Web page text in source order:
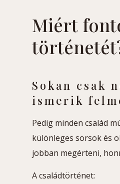
Miért
Sokan csak
ismerik
Pedig minden család
különleges sorsok és
jobban megérteni,
A családtörténet: